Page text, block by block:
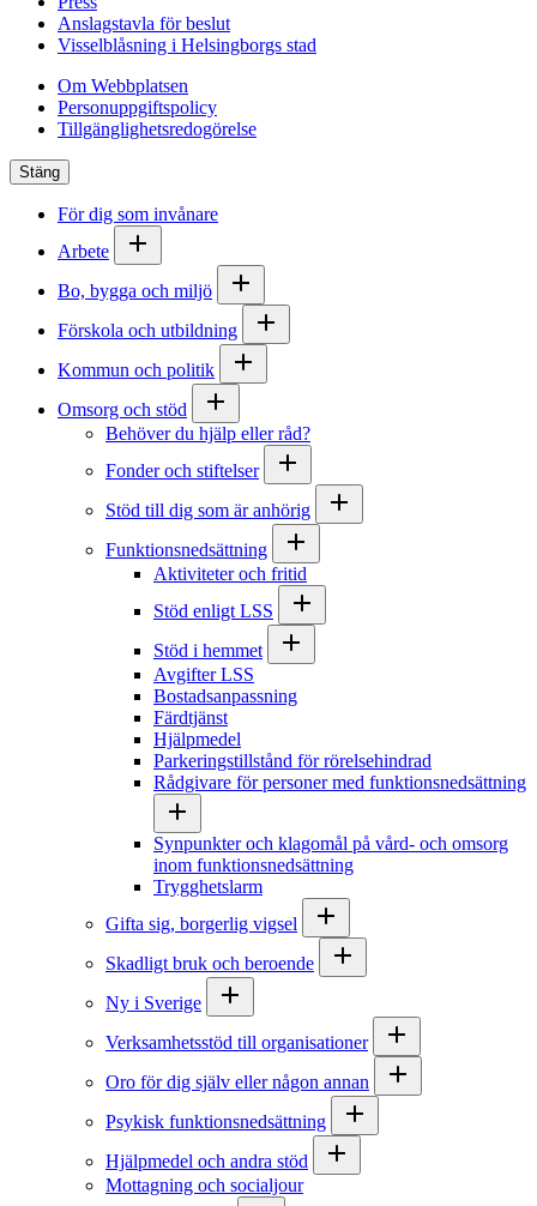
Anslagstavla för beslut
Visselblåsning i Helsingborgs stad
Om Webbplatsen
Personuppgiftspolicy
Tillgänglighetsredogörelse
Stäng
För dig som invånare
Arbete
Bo, bygga och miljö
Förskola och utbildning
Kommun och politik
Omsorg och stöd
Behöver du hjälp eller råd?
Fonder och stiftelser
Stöd till dig som är anhörig
Funktionsnedsättning
Aktiviteter och fritid
Stöd enligt LSS
Stöd i hemmet
Avgifter LSS
Bostadsanpassning
Färdtjänst
Hjälpmedel
Parkeringstillstånd för rörelsehindrad
Rådgivare för personer med funktionsnedsättning
Synpunkter och klagomål på vård- och omsorg
inom funktionsnedsättning
Trygghetslarm
Gifta sig, borgerlig vigsel
Skadligt bruk och beroende
Ny i Sverige
Verksamhetsstöd till organisationer
Oro för dig själv eller någon annan
Psykisk funktionsnedsättning
Hjälpmedel och andra stöd
Mottagning och socialjour